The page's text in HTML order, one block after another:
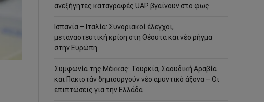
ανεξήγητες καταγραφές UAP βγαίνουν στο φως
Ισπανία – Ιταλία: Συνοριακοί έλεγχοι,
μεταναστευτική κρίση στη Θέουτα και νέο ρήγμα
στην Ευρώπη
Συμφωνία της Μέκκας: Τουρκία, Σαουδική Αραβία
και Πακιστάν δημιουργούν νέο αμυντικό άξονα – Οι
επιπτώσεις για την Ελλάδα